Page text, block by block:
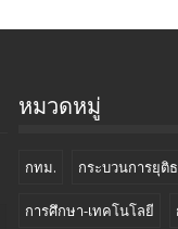
หมวดหมู่
กทม. กระบวนการยุติ
การศึกษา-เทคโนโลยี